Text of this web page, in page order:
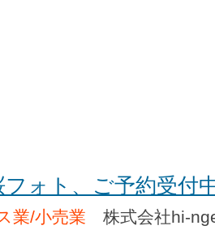
フォト、ご予約受付
業/小売業 株式会社hi-